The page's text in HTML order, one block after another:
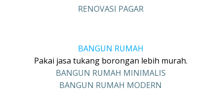
RENOVASI PAGAR
BANGUN RUMAH
Pakai jasa tukang borongan lebih murah.
BANGUN RUMAH MINIMALIS
BANGUN RUMAH MODERN